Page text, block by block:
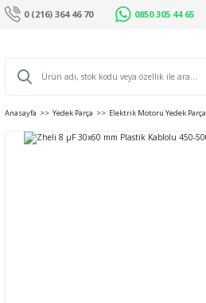
0 (216) 364 46 70 0850 305 44 65
Anasayfa Yedek Parça Elektrik Motoru Yedek Parça